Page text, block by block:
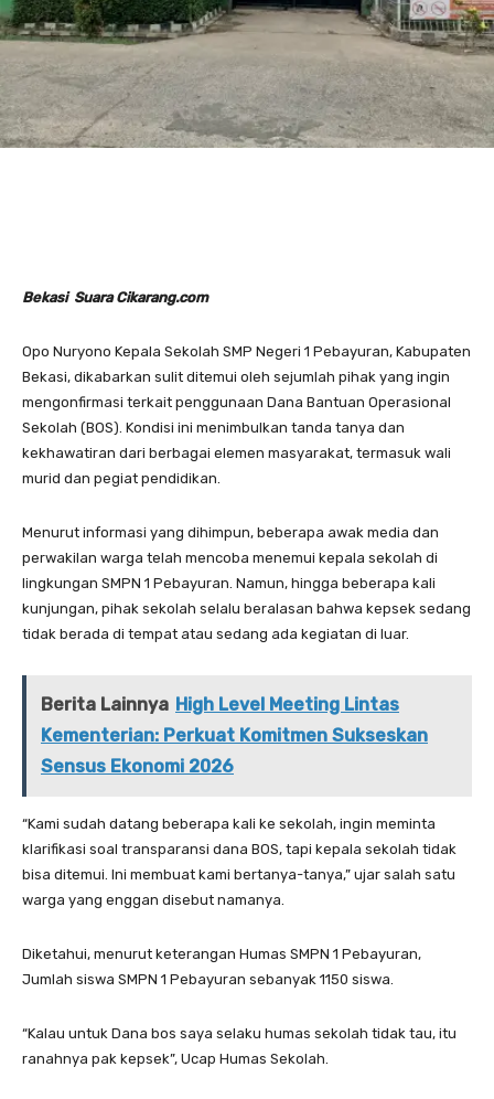
Bekasi Suara Cikarang.com
Opo Nuryono Kepala Sekolah SMP Negeri 1 Pebayuran, Kabupaten
Bekasi, dikabarkan sulit ditemui oleh sejumlah pihak yang ingin
mengonfirmasi terkait penggunaan Dana Bantuan Operasional
Sekolah (BOS). Kondisi ini menimbulkan tanda tanya dan
kekhawatiran dari berbagai elemen masyarakat, termasuk wali
murid dan pegiat pendidikan.
Menurut informasi yang dihimpun, beberapa awak media dan
perwakilan warga telah mencoba menemui kepala sekolah di
lingkungan SMPN 1 Pebayuran. Namun, hingga beberapa kali
kunjungan, pihak sekolah selalu beralasan bahwa kepsek sedang
tidak berada di tempat atau sedang ada kegiatan di luar.
Berita Lainnya High Level Meeting Lintas
Kementerian: Perkuat Komitmen Sukseskan
Sensus Ekonomi 2026
“Kami sudah datang beberapa kali ke sekolah, ingin meminta
klarifikasi soal transparansi dana BOS, tapi kepala sekolah tidak
bisa ditemui. Ini membuat kami bertanya-tanya,” ujar salah satu
warga yang enggan disebut namanya.
Diketahui, menurut keterangan Humas SMPN 1 Pebayuran,
Jumlah siswa SMPN 1 Pebayuran sebanyak 1150 siswa.
“Kalau untuk Dana bos saya selaku humas sekolah tidak tau, itu
ranahnya pak kepsek”, Ucap Humas Sekolah.